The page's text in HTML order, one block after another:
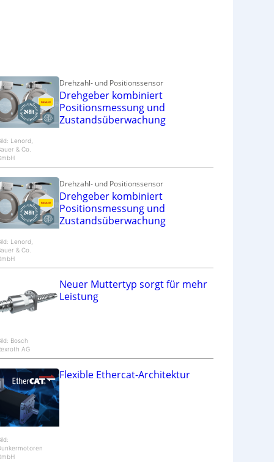
Lenord,
& Co.
Drehzahl- und Positionssensor
Drehgeber kombiniert
Positionsmessung und
Zustandsüberwachung
Lenord,
& Co.
Drehzahl- und Positionssensor
Drehgeber kombiniert
Positionsmessung und
Zustandsüberwachung
Bosch
AG
Neuer Muttertyp sorgt für mehr
Leistung
Flexible Ethercat-Architektur